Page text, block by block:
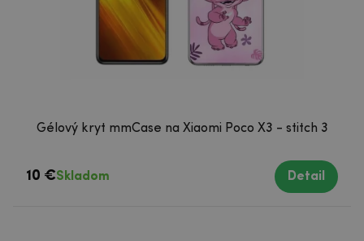
Gélový kryt mmCase na Xiaomi Poco X3 - stitch 3
10 €Skladom Detail